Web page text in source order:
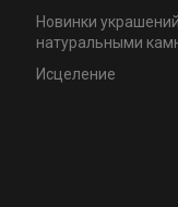
Новинки
натуральными
Исцеление